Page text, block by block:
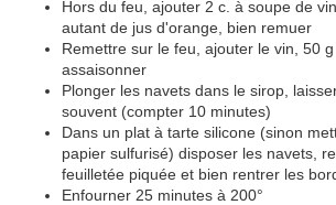
Hors du feu, ajouter 2 c. à soupe de
autant de jus d'orange, bien remuer
Remettre sur le feu, ajouter le vin, 50 g
assaisonner
Plonger les navets dans le sirop,
souvent (compter 10 minutes)
Dans un plat à tarte silicone (sinon
papier sulfurisé) disposer les navets,
feuilletée piquée et bien rentrer les
Enfourner 25 minutes à 200°